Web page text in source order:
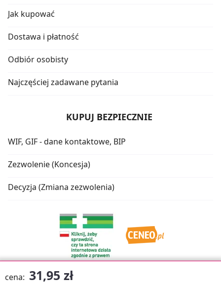
cena: 31,95 zł
Jak kupować
Dostawa i płatność
Odbiór osobisty
Najczęściej zadawane pytania
KUPUJ BEZPIECZNIE
WIF, GIF - dane kontaktowe, BIP
Zezwolenie (Koncesja)
Decyzja (Zmiana zezwolenia)